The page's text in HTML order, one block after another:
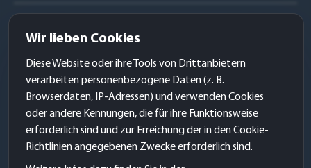
WERBE – Design
Grafik- & Logo – Design
KommunikationsDesign
Sitemap
Wir lieben Cookies
Diese Website oder ihre Tools von Drittanbietern
verarbeiten personenbezogene Daten (z. B.
Browserdaten, IP-Adressen) und verwenden Cookies
oder andere Kennungen, die für ihre Funktionsweise
erforderlich sind und zur Erreichung der in den Cookie-
Richtlinien angegebenen Zwecke erforderlich sind.